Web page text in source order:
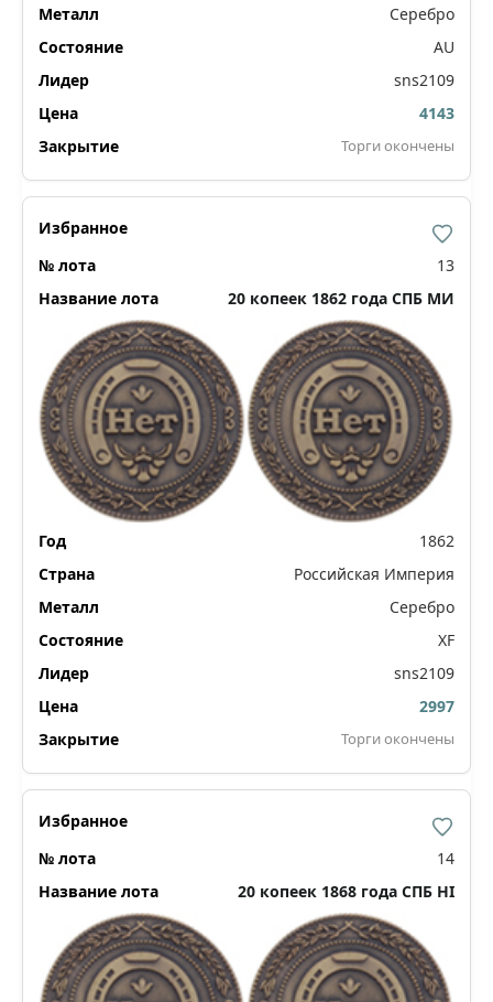
Серебро
AU
sns2109
4143
Торги окончены
13
20 копеек 1862 года СПБ МИ
1862
Российская Империя
Серебро
XF
sns2109
2997
Торги окончены
14
20 копеек 1868 года СПБ НI